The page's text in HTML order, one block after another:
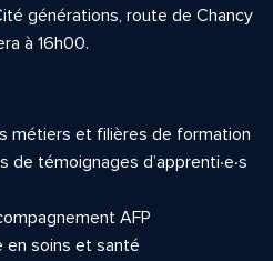
générations, route de Chancy
à 16h00.
métiers et filières de formation
témoignages d’apprenti∙e∙s
AFP
soins et santé